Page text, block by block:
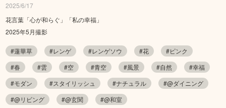
2025/6/17
花言葉「心が和らぐ」「私の幸福」
2025年5月撮影
#蓮華草 #レンゲ #レンゲソウ #花
#ピンク
#春
#雲 #空 #青空 #風景 #自然
#幸福
#モダン
#スタイリッシュ #ナチュラル
#@ダイニング
#@リビング
#@玄関 #@和室